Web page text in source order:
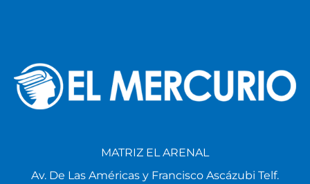
MATRIZ EL ARENAL
Av. De Las Américas y Francisco Ascázubi Telf.